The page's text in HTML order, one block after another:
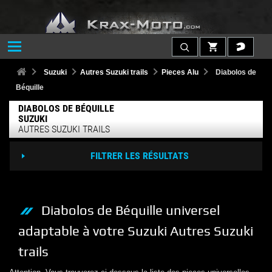
Suzuki Autres Suzuki trails Pieces Alu
Diabolos de
Béquille
DIABOLOS DE BÉQUILLE
SUZUKI
AUTRES SUZUKI TRAILS
FILTRER LES RÉSULTATS
Diabolos de Béquille universel
adaptable à votre Suzuki Autres Suzuki
trails